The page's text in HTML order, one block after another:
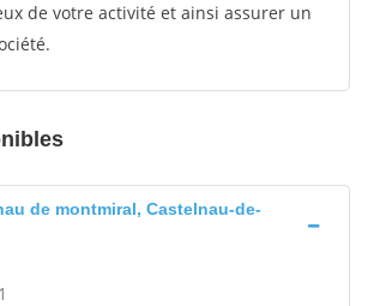
de votre activité et ainsi assurer un
de montmiral, Castelnau-de-